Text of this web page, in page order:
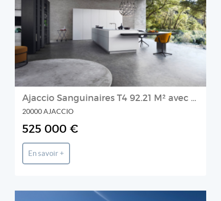
Prestige et Chateaux
Ajaccio Sanguinaires T4 92.21 M² avec double garage résidence Riva Bianca
20000 AJACCIO
525 000 €
En savoir +